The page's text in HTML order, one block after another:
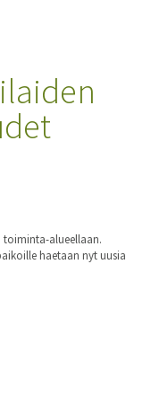
alueellaan.
haetaan nyt uusia